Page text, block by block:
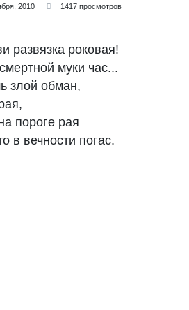
2010 1417 просмотров
развязка роковая!
муки час...
злой обман,
пороге рая
в вечности погас.